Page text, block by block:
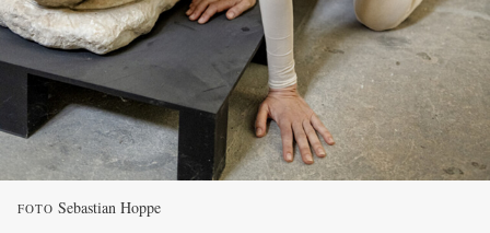
FOTO Sebastian Hoppe